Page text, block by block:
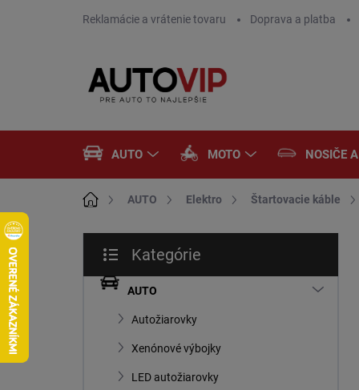
Reklamácie a vrátenie tovaru Doprava a platba
AUTO MOTO NOSIČE
DomovAUTO Elektro Štartovacie káble
č
kategórie
Kategórie
AUTO
Autožiarovky
Xenónové výbojky
LED autožiarovky